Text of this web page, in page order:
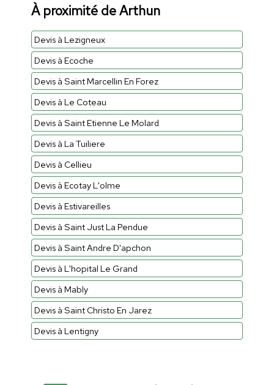
À proximité de Arthun
Devis à Lezigneux
Devis à Ecoche
Devis à Saint Marcellin En Forez
Devis à Le Coteau
Devis à Saint Etienne Le Molard
Devis à La Tuiliere
Devis à Cellieu
Devis à Ecotay L'olme
Devis à Estivareilles
Devis à Saint Just La Pendue
Devis à Saint Andre D'apchon
Devis à L'hopital Le Grand
Devis à Mably
Devis à Saint Christo En Jarez
Devis à Lentigny